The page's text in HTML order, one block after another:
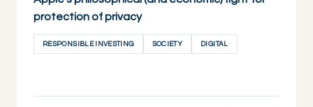
protection of privacy
RESPONSIBLE INVESTING SOCIETY DIGITAL